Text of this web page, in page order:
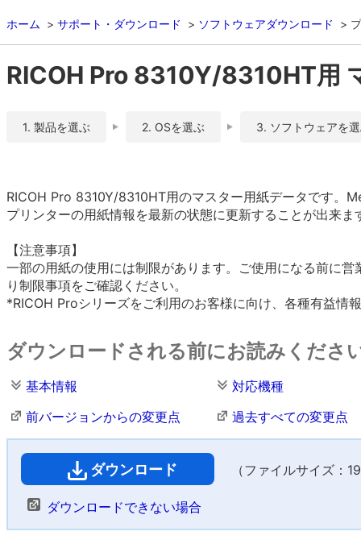
ホーム サポート・ダウンロード ソフトウェアダウンロード
RICOH Pro 8310Y/8310HT用
1. 製品を選ぶ 2. OSを選ぶ 3. ソフトウェアを
RICOH Pro 8310Y/8310HT用のマスター用紙データです。
プリンターの用紙情報を最新の状態に更新することが出来ま
【注意事項】
一部の用紙の使用には制限があります。ご使用になる前に
り制限事項をご確認ください。
*RICOH Proシリーズをご利用のお客様に向け、各種有益情
ダウンロードされる前にお読みくださ
基本情報
対応機種
前バージョンからの変更点
過去すべての変更点
ダウンロード （ファイルサイズ：
ダウンロードできない場合